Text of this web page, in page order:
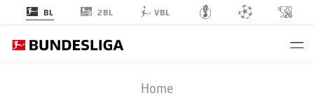
BL 2BL VBL
Home